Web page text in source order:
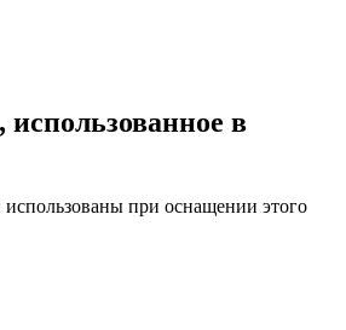
использованное в
при оснащении этого